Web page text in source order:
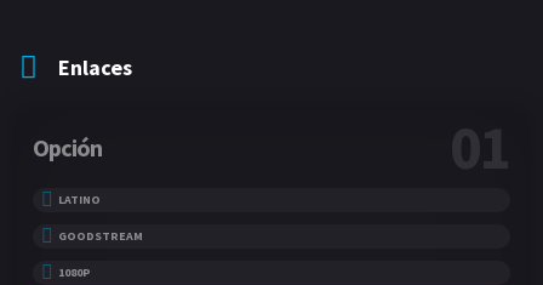
Enlaces
Opción 01
LATINO
GOODSTREAM
1080P